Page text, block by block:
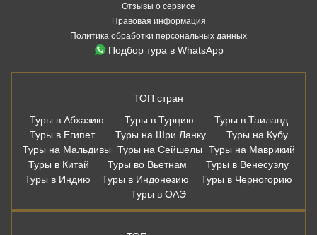
Отзывы о сервисе
Правовая информация
Политика обработки персональных данных
Подбор тура в WhatsApp
ТОП стран
Туры в Абхазию
Туры в Турцию
Туры в Таиланд
Туры в Египет
Туры на Шри Ланку
Туры на Кубу
Туры на Мальдивы
Туры на Сейшелы
Туры на Маврикий
Туры в Китай
Туры во Вьетнам
Туры в Венесуэлу
Туры в Индию
Туры в Индонезию
Туры в Черногорию
Туры в ОАЭ